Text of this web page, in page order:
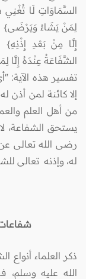
السَّمَاوَاتِ لَا تُغْنِي
تفسير هذه الآية:
إلا كائنة لمن أذن
من أهل العلم
يستحق الشفاعة،
رضى الله تعالى
له، وإذنه تعالى
ذكر العلماء أنواع
الله عليه وسلم،